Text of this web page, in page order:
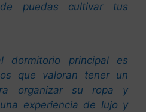
puedas cultivar tus
dormitorio principal es
que valoran tener un
organizar su ropa y
experiencia de lujo y